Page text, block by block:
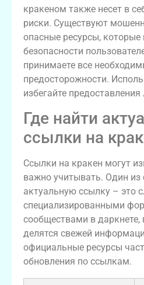
кракеном также несет в
риски. Существуют
опасные ресурсы, которые
безопасности
принимаете все
предосторожности.
избегайте
Где найти
ссылки на
Ссылки на кракен могут
важно учитывать. Один из
актуальную ссылку – это
специализированными
сообществами в даркнете,
делятся свежей
официальные ресурсы
обновления по ссылкам.